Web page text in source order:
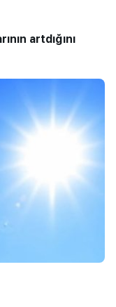
artdığını